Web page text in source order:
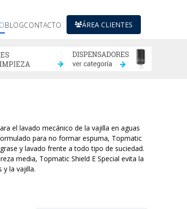
BLOGCONTACTO ÁREA CLIENTES
el lavado mecánico de la vajilla en aguas
para no formar espuma, Topmatic
y lavado frente a todo tipo de suciedad.
media, Topmatic Shield E Special evita la
y la vajilla.